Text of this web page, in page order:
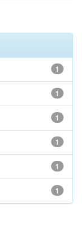
1
1
1
1
1
1